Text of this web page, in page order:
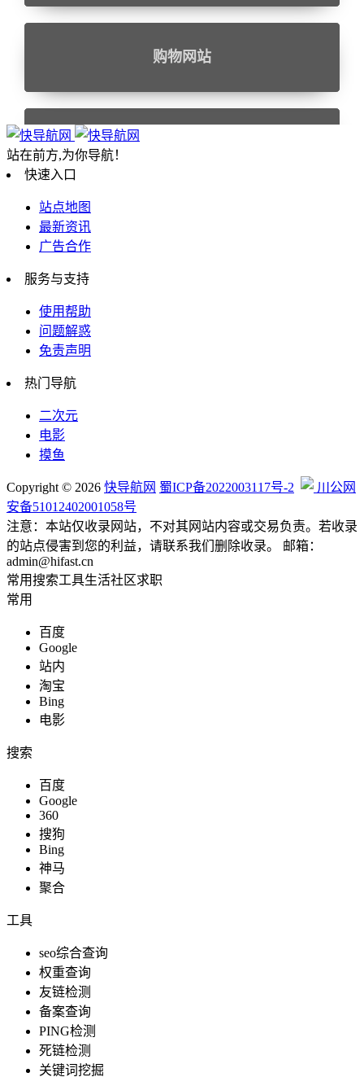
购物网站
编程帮手
站在前方,为你导航！
快速入口
站点地图
最新资讯
广告合作
服务与支持
使用帮助
问题解惑
免责声明
热门导航
二次元
电影
摸鱼
Copyright © 2026 快导航网 蜀ICP备2022003117号-2
川公网
安备51012402001058号
注意：本站仅收录网站，不对其网站内容或交易负责。若收录
的站点侵害到您的利益，请联系我们删除收录。 邮箱：
admin@hifast.cn
常用搜索工具生活社区求职
常用
百度
Google
站内
淘宝
Bing
电影
搜索
百度
Google
360
搜狗
Bing
神马
聚合
工具
seo综合查询
权重查询
友链检测
备案查询
PING检测
死链检测
关键词挖掘